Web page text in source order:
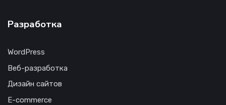
Разработка
WordPress
Веб-разработка
Дизайн сайтов
E-commerce